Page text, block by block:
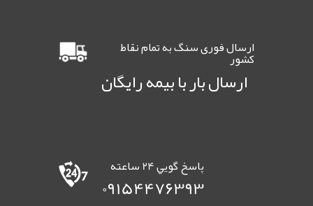
ارسال فوری سنگ به تمام نقاط
کشور
ارسال بار با بیمه رایگان
پاسخ گويي 24 ساعته
09154476393